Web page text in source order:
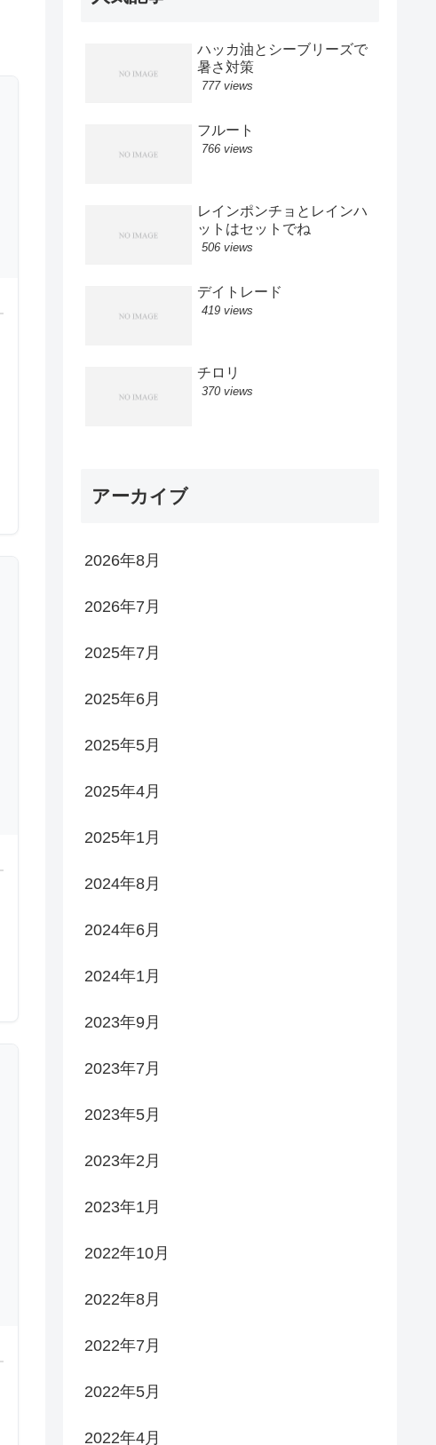
ハッカ油とシーブリーズで
暑さ対策
777 views
フルート
766 views
レインポンチョとレインハ
ットはセットでね
506 views
デイトレード
419 views
チロリ
370 views
アーカイブ
2026年8月
2026年7月
2025年7月
2025年6月
2025年5月
2025年4月
2025年1月
2024年8月
2024年6月
2024年1月
2023年9月
2023年7月
2023年5月
2023年2月
2023年1月
2022年10月
2022年8月
2022年7月
2022年5月
2022年4月